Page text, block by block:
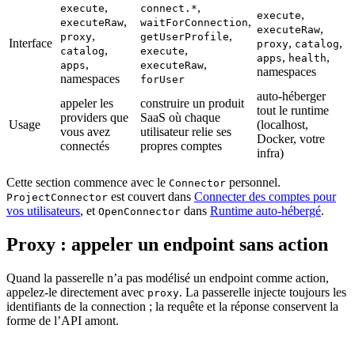
Interface
execute,
executeRaw,
proxy,
catalog,
apps,
namespaces
connect.*,
waitForConnection,
getUserProfile,
execute,
executeRaw,
forUser
execute,
executeRaw,
proxy, catalog,
apps, health,
namespaces
Usage
appeler les
providers que
vous avez
connectés
construire un produit
SaaS où chaque
utilisateur relie ses
propres comptes
auto-héberger
tout le runtime
(localhost,
Docker, votre
infra)
Cette section commence avec le Connector personnel.
ProjectConnector est couvert dans Connecter des comptes pour
vos utilisateurs, et OpenConnector dans Runtime auto-hébergé.
Proxy : appeler un endpoint sans action
Quand la passerelle n’a pas modélisé un endpoint comme action,
appelez-le directement avec proxy. La passerelle injecte toujours les
identifiants de la connection ; la requête et la réponse conservent la
forme de l’API amont.